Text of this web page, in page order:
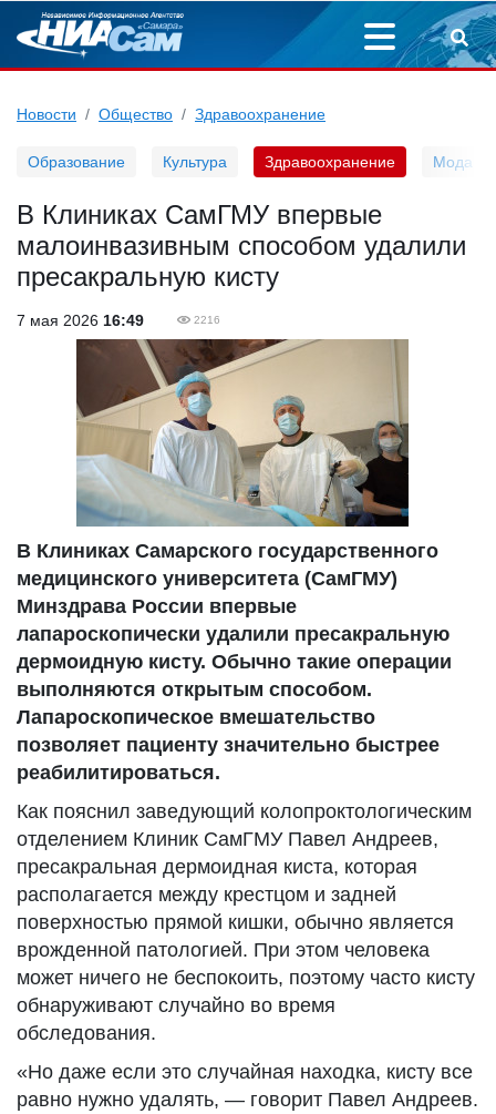
Новости Общество Здравоохранение
Образование Культура Здравоохранение Мода
В Клиниках СамГМУ впервые
малоинвазивным способом удалили
пресакральную кисту
7 мая 2026 16:49 2216
В Клиниках Самарского государственного
медицинского университета (СамГМУ)
Минздрава России впервые
лапароскопически удалили пресакральную
дермоидную кисту. Обычно такие операции
выполняются открытым способом.
Лапароскопическое вмешательство
позволяет пациенту значительно быстрее
реабилитироваться.
Как пояснил заведующий колопроктологическим
отделением Клиник СамГМУ Павел Андреев,
пресакральная дермоидная киста, которая
располагается между крестцом и задней
поверхностью прямой кишки, обычно является
врожденной патологией. При этом человека
может ничего не беспокоить, поэтому часто кисту
обнаруживают случайно во время
обследования.
«Но даже если это случайная находка, кисту все
равно нужно удалять, — говорит Павел Андреев.